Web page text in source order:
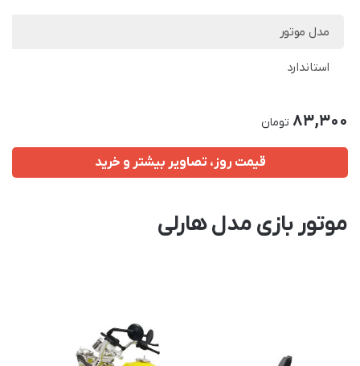
مدل موتور
استاندارد
83,300 تومان
قیمت روز، تصاویر بیشتر و خرید
موتور بازی مدل هارلی